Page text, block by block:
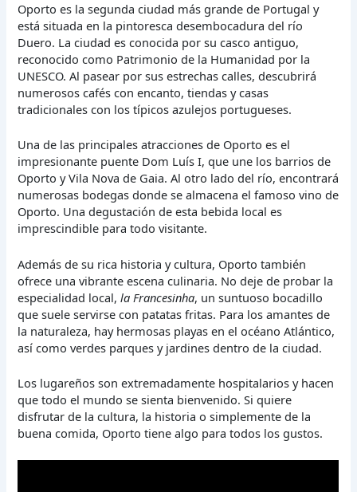
Oporto es la segunda ciudad más grande de Portugal y
está situada en la pintoresca desembocadura del río
Duero. La ciudad es conocida por su casco antiguo,
reconocido como Patrimonio de la Humanidad por la
UNESCO. Al pasear por sus estrechas calles, descubrirá
numerosos cafés con encanto, tiendas y casas
tradicionales con los típicos azulejos portugueses.
Una de las principales atracciones de Oporto es el
impresionante puente Dom Luís I, que une los barrios de
Oporto y Vila Nova de Gaia. Al otro lado del río, encontrará
numerosas bodegas donde se almacena el famoso vino de
Oporto. Una degustación de esta bebida local es
imprescindible para todo visitante.
Además de su rica historia y cultura, Oporto también
ofrece una vibrante escena culinaria. No deje de probar la
especialidad local,la Francesinha, un suntuoso bocadillo
que suele servirse con patatas fritas. Para los amantes de
la naturaleza, hay hermosas playas en el océano Atlántico,
así como verdes parques y jardines dentro de la ciudad.
Los lugareños son extremadamente hospitalarios y hacen
que todo el mundo se sienta bienvenido. Si quiere
disfrutar de la cultura, la historia o simplemente de la
buena comida, Oporto tiene algo para todos los gustos.